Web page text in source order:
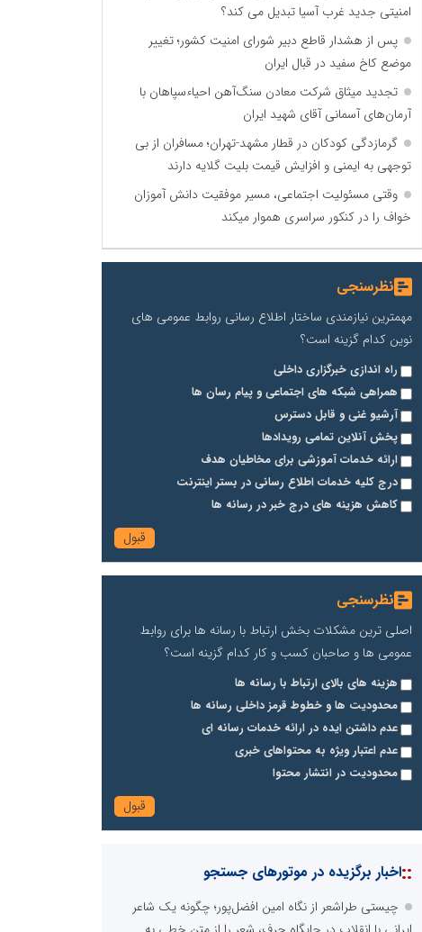
امنیتی جدید غرب آسیا تبدیل می کند؟
پس از هشدار قاطع دبیر شورای امنیت کشور؛ تغییر
موضع کاخ سفید در قبال ایران
تجدید میثاق شرکت معادن سنگ‌آهن احیاءسپاهان با
آرمان‌های آسمانی آقای شهید ایران
گرمازدگی کودکان در قطار مشهد-تهران؛ مسافران از بی
توجهی به ایمنی و افزایش قیمت بلیت گلایه دارند
وقتی مسئولیت اجتماعی، مسیر موفقیت دانش آموزان
خواف را در کنکور سراسری هموار میکند
نظرسنجی
مهمترین نیازمندی ساختار اطلاع رسانی روابط عمومی های
نوین کدام گزینه است؟
راه اندازی خبرگزاری داخلی
همراهی شبکه های اجتماعی و پیام رسان ها
آرشیو غنی و قابل دسترس
پخش آنلاین تمامی رویدادها
ارائه خدمات آموزشی برای مخاطیان هدف
درج کلیه خدمات اطلاع رسانی در بستر اینترنت
کاهش هزینه های درج خبر در رسانه ها
نظرسنجی
اصلی ترین مشکلات بخش ارتباط با رسانه ها برای روابط
عمومی ها و صاحبان کسب و کار کدام گزینه است؟
هزینه های بالای ارتباط با رسانه ها
محدودیت ها و خطوط قرمز داخلی رسانه ها
عدم داشتن ایده در ارائه خدمات رسانه ای
عدم اعتبار ویژه به محتواهای خبری
محدودیت در انتشار محتوا
::اخبار برگزیده در موتورهای جستجو
چیستی طراشعر از نگاه امین افضل‌پور؛ چگونه یک شاعر